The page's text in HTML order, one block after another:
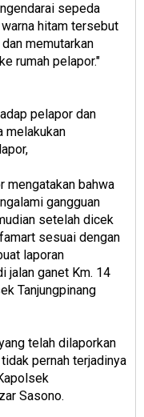
sepeda
hitam tersebut
memutarkan
rumah pelapor."
pelapor dan
melakukan
mengatakan bahwa
gangguan
setelah dicek
sesuai dengan
laporan
jalan ganet Km. 14
Tanjungpinang
telah dilaporkan
pernah terjadinya
Sasono.